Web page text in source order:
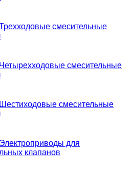
смесительные
Четырехходовые смесительные
Шестиходовые смесительные
Электроприводы для
клапанов